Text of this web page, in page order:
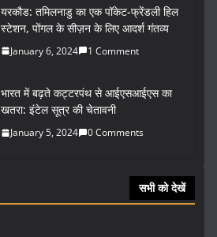
यरकौड: तमिलनाडु का एक पॉकेट-फ्रेंडली हिल
स्टेशन, पोंगल के सीज़न के लिए आदर्श गंतव्य
January 6, 2024 1 Comment
भारत में बढ़ते कट्टरपंथ से आईएसआईएस का
खतरा: इंटेल सूत्र की चेतावनी
January 5, 2024 0 Comments
सभी को देखें